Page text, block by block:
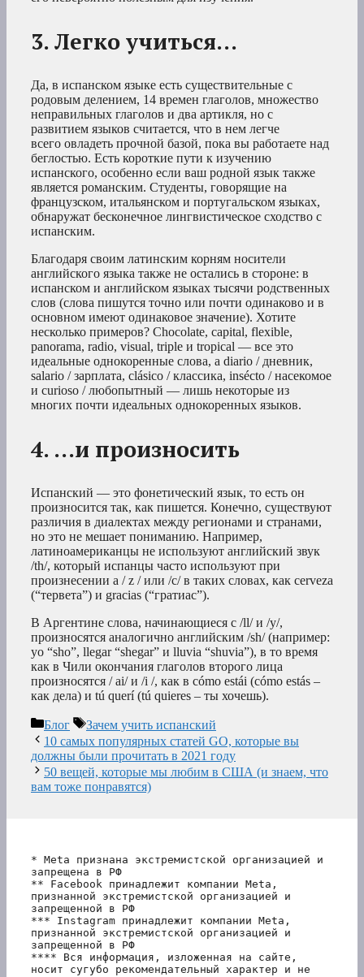
3. Легко учиться…
Да, в испанском языке есть существительные с
родовым делением, 14 времен глаголов, множество
неправильных глаголов и два артикля, но с
развитием языков считается, что в нем легче
всего овладеть прочной базой, пока вы работаете над
беглостью. Есть короткие пути к изучению
испанского, особенно если ваш родной язык также
является романским. Студенты, говорящие на
французском, итальянском и португальском языках,
обнаружат бесконечное лингвистическое сходство с
испанским.
Благодаря своим латинским корням носители
английского языка также не остались в стороне: в
испанском и английском языках тысячи родственных
слов (слова пишутся точно или почти одинаково и в
основном имеют одинаковое значение). Хотите
несколько примеров? Chocolate, capital, flexible,
panorama, radio, visual, triple и tropical — все это
идеальные однокоренные слова, а diario / дневник,
salario / зарплата, clásico / классика, insécto / насекомое
и curioso / любопытный — лишь некоторые из
многих почти идеальных однокоренных языков.
4. …и произносить
Испанский — это фонетический язык, то есть он
произносится так, как пишется. Конечно, существуют
различия в диалектах между регионами и странами,
но это не мешает пониманию. Например,
латиноамериканцы не используют английский звук
/th/, который испанцы часто используют при
произнесении a / z / или /c/ в таких словах, как cerveza
(“тервета”) и gracias (“гратиас”).
В Аргентине слова, начинающиеся с /ll/ и /y/,
произносятся аналогично английским /sh/ (например:
yo “sho”, llegar “shegar” и lluvia “shuvia”), в то время
как в Чили окончания глаголов второго лица
произносятся / ai/ и /i /, как в cómo estái (cómo estás –
как дела) и tú querí (tú quieres – ты хочешь).
Рубрики
Блог Метки
Зачем учить испанский
10 самых популярных статей GO, которые вы
должны были прочитать в 2021 году
50 вещей, которые мы любим в США (и знаем, что
вам тоже понравятся)
* Meta признана экстремистской организацией и
запрещена в РФ
** Facebook принадлежит компании Meta,
признанной экстремистской организацией и
запрещенной в РФ
*** Instagram принадлежит компании Meta,
признанной экстремистской организацией и
запрещенной в РФ
**** Вся информация, изложенная на сайте,
носит сугубо рекомендательный характер и не